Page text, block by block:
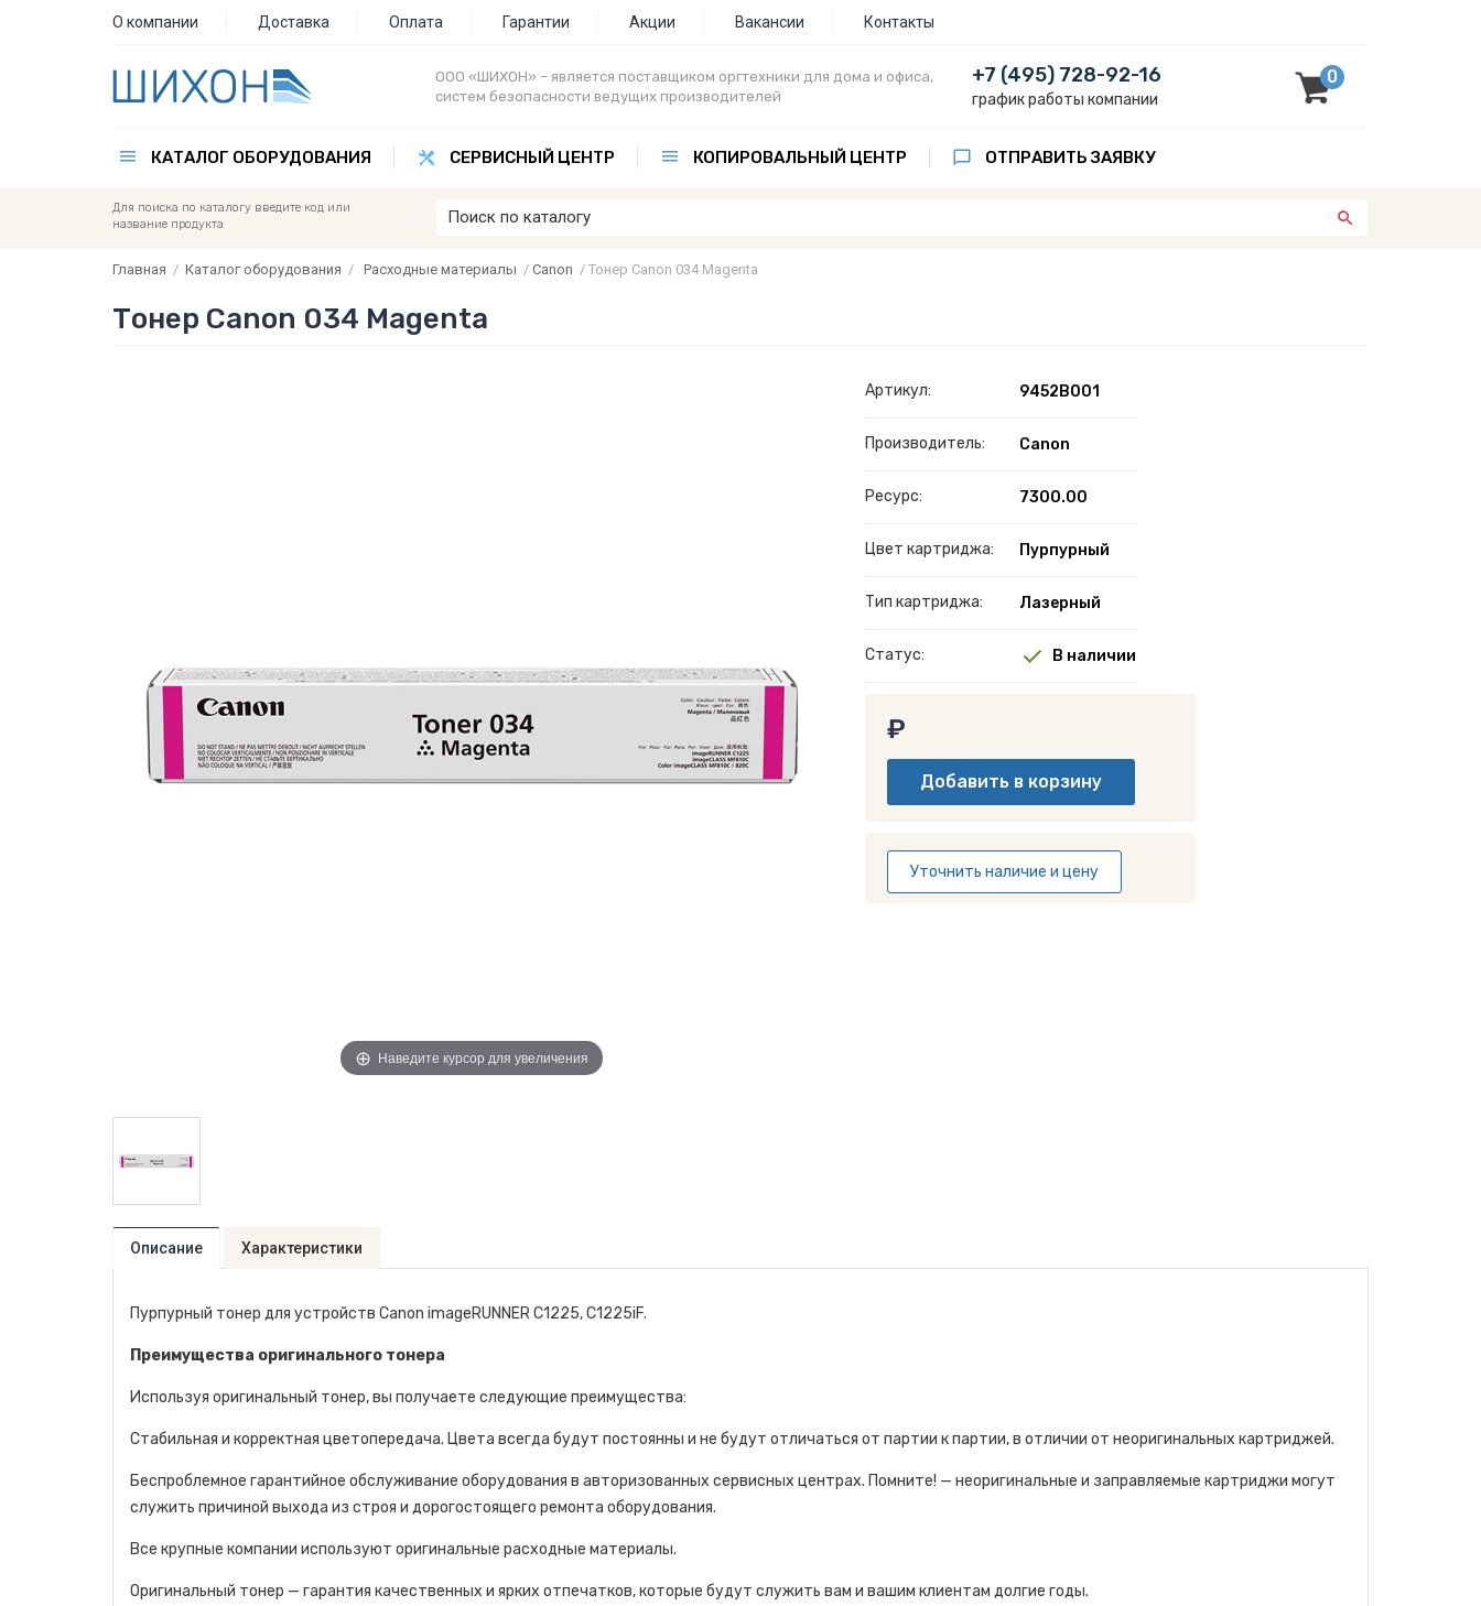
О компании Доставка Оплата Гарантии Акции Вакансии Контакты
ООО «ШИХОН» – является поставщиком оргтехники для дома и офиса,
систем безопасности ведущих производителей
+7 (495) 728-92-16
график работы компании
0
КАТАЛОГ ОБОРУДОВАНИЯ СЕРВИСНЫЙ ЦЕНТР КОПИРОВАЛЬНЫЙ ЦЕНТР ОТПРАВИТЬ ЗАЯВКУ
Для поиска по каталогу введите код или
название продукта
Главная / Каталог оборудования / Расходные материалы / Canon / Тонер Canon 034 Magenta
Тонер Canon 034 Magenta
Наведите курсор для увеличения
Артикул: 9452B001
Производитель: Canon
Ресурс: 7300.00
Цвет картриджа: Пурпурный
Тип картриджа: Лазерный
Статус: В наличии
₽
Уточнить наличие и цену
Описание Характеристики
Пурпурный тонер для устройств Canon imageRUNNER C1225, C1225iF.
Преимущества оригинального тонера
Используя оригинальный тонер, вы получаете следующие преимущества:
Стабильная и корректная цветопередача. Цвета всегда будут постоянны и не будут отличаться от партии к партии, в отличии от неоригинальных картриджей.
Беспроблемное гарантийное обслуживание оборудования в авторизованных сервисных центрах. Помните! — неоригинальные и заправляемые картриджи могут
служить причиной выхода из строя и дорогостоящего ремонта оборудования.
Все крупные компании используют оригинальные расходные материалы.
Оригинальный тонер — гарантия качественных и ярких отпечатков, которые будут служить вам и вашим клиентам долгие годы.